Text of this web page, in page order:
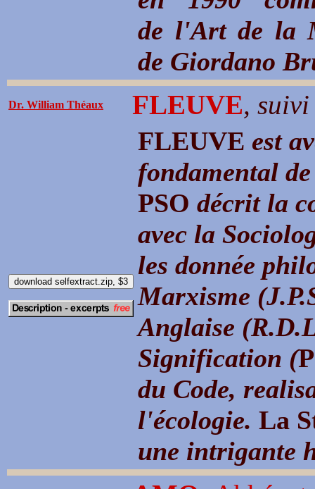
de l'Art de la
de Giordano
Dr. William Théaux FLEUVE,
FLEUVE est
fondamental
PSO décrit la
avec la
les donnée
Marxisme
Anglaise
Signification (
du Code,
l'écologie. La
une intrigante